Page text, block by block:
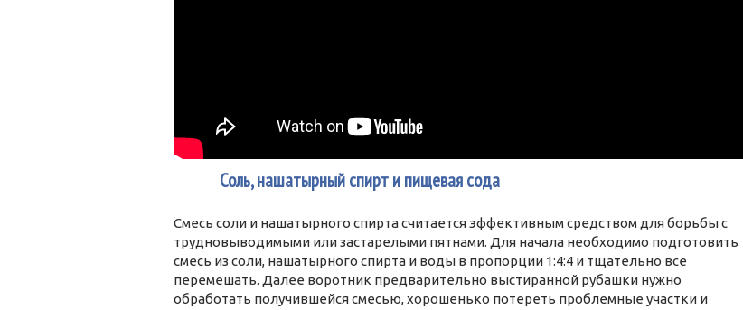
Соль, нашатырный спирт и пищевая сода
Смесь соли и нашатырного спирта считается эффективным средством для борьбы с
трудновыводимыми или застарелыми пятнами. Для начала необходимо подготовить
смесь из соли, нашатырного спирта и воды в пропорции 1:4:4 и тщательно все
перемешать. Далее воротник предварительно выстиранной рубашки нужно
обработать получившейся смесью, хорошенько потереть проблемные участки и